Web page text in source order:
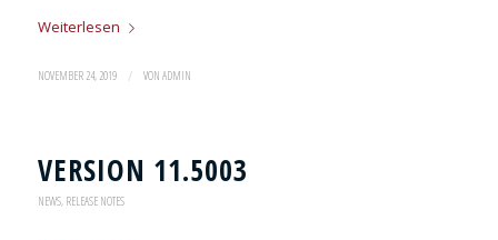
Weiterlesen
NOVEMBER 24, 2019 / VON ADMIN
VERSION 11.5003
NEWS, RELEASE NOTES